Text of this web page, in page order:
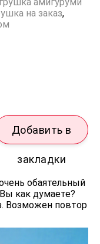
амигуруми
на заказ,
Добавить в
закладки
обаятельный
как думаете?
Возможен повтор